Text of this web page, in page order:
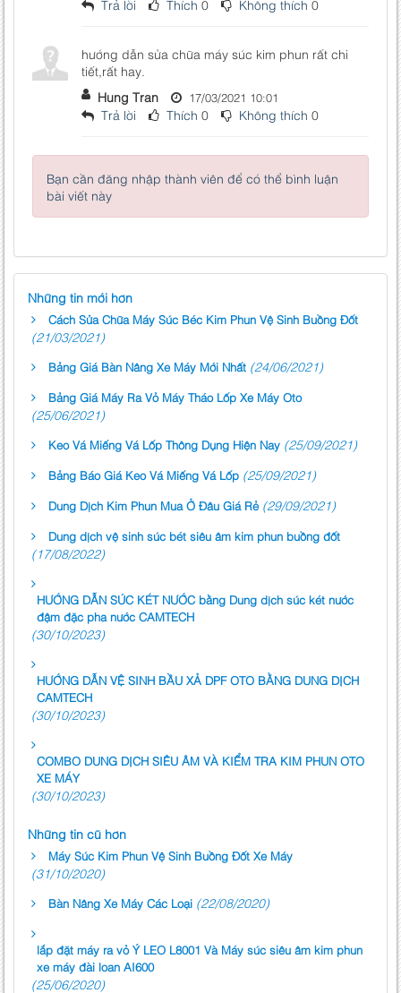
Trả lời Thích 0 Không thích 0
hướng dẫn sửa chữa máy súc kim phun rất chi
tiết,rất hay.
Hung Tran
17/03/2021 10:01
Trả lời Thích 0 Không thích 0
Bạn cần đăng nhập thành viên để có thể bình luận
bài viết này
Những tin mới hơn
Cách Sửa Chữa Máy Súc Béc Kim Phun Vệ Sinh Buồng Đốt
(21/03/2021)
Bảng Giá Bàn Nâng Xe Máy Mới Nhất (24/06/2021)
Bảng Giá Máy Ra Vỏ Máy Tháo Lốp Xe Máy Oto
(25/06/2021)
Keo Vá Miếng Vá Lốp Thông Dụng Hiện Nay (25/09/2021)
Bảng Báo Giá Keo Vá Miếng Vá Lốp (25/09/2021)
Dung Dịch Kim Phun Mua Ở Đâu Giá Rẻ (29/09/2021)
Dung dịch vệ sinh súc bét siêu âm kim phun buồng đốt
(17/08/2022)
HƯỚNG DẪN SÚC KÉT NƯỚC bằng Dung dịch súc két nước
đậm đặc pha nước CAMTECH
(30/10/2023)
HƯỚNG DẪN VỆ SINH BẦU XẢ DPF OTO BẰNG DUNG DỊCH
CAMTECH
(30/10/2023)
COMBO DUNG DỊCH SIÊU ÂM VÀ KIỂM TRA KIM PHUN OTO
XE MÁY
(30/10/2023)
Những tin cũ hơn
Máy Súc Kim Phun Vệ Sinh Buồng Đốt Xe Máy
(31/10/2020)
Bàn Nâng Xe Máy Các Loại (22/08/2020)
lắp đặt máy ra vỏ Ý LEO L8001 Và Máy súc siêu âm kim phun
xe máy đài loan AI600
(25/06/2020)